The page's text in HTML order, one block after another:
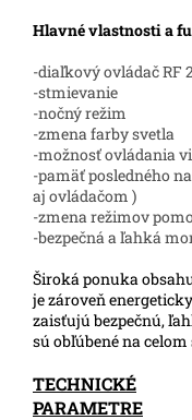
Hlavné vlastnosti a
-diaľkový ovládač RF
-stmievanie
-nočný režim
-zmena farby svetla
-možnosť ovládania
-pamäť posledného
aj ovládačom )
-zmena režimov
-bezpečná a ľahká
Široká ponuka
je zároveň
zaisťujú bezpečnú,
sú obľúbené na celom
TECHNICKÉ
PARAMETRE